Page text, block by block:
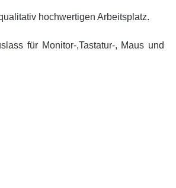
hochwertigen Arbeitsplatz.
für Monitor-,Tastatur-, Maus und